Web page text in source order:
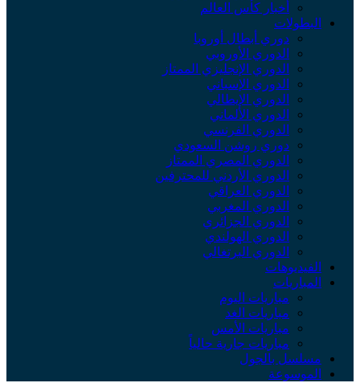
أخبار كأس العالم
دوري أبطال أوروبا
الدوري الأوروبي
الدوري الإنجليزي الممتاز
الدوري الإسباني
الدوري الإيطالي
الدوري الألماني
الدوري الفرنسي
دوري روشن السعودي
الدوري المصري الممتاز
الدوري الأردني للمحترفين
الدوري العراقي
الدوري المغربي
الدوري الجزائري
الدوري الهولندي
الدوري البرتغالي
مباريات اليوم
مباريات الغد
مباريات الأمس
مباريات جارية حالياً
بالجول